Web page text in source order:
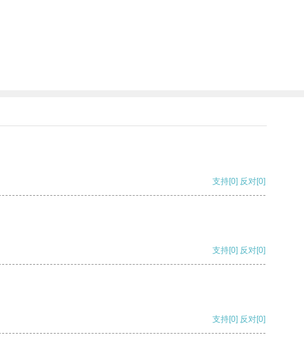
支持[0] 反对[0]
支持[0] 反对[0]
支持[0] 反对[0]